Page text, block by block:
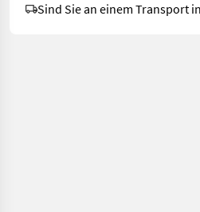
Sind Sie an einem Transport